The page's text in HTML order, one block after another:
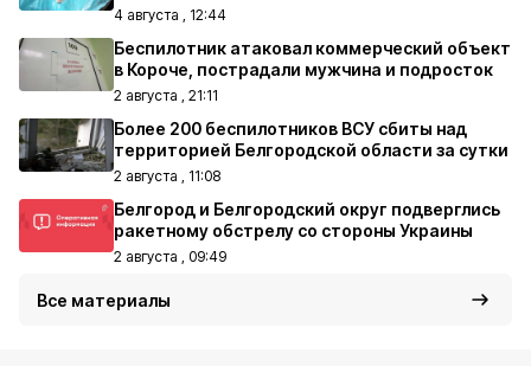
4 августа , 12:44
Беспилотник атаковал коммерческий объект
в Короче, пострадали мужчина и подросток
2 августа , 21:11
Более 200 беспилотников ВСУ сбиты над
территорией Белгородской области за сутки
2 августа , 11:08
Белгород и Белгородский округ подверглись
ракетному обстрелу со стороны Украины
2 августа , 09:49
Все материалы